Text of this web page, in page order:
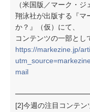
（米国版／マーク・ジ
翔泳社が出版する『マ
か？』（仮）にて、
コンテンツの一部とし
https://markezine.jp/
mail
[2]今週の注目コンテ